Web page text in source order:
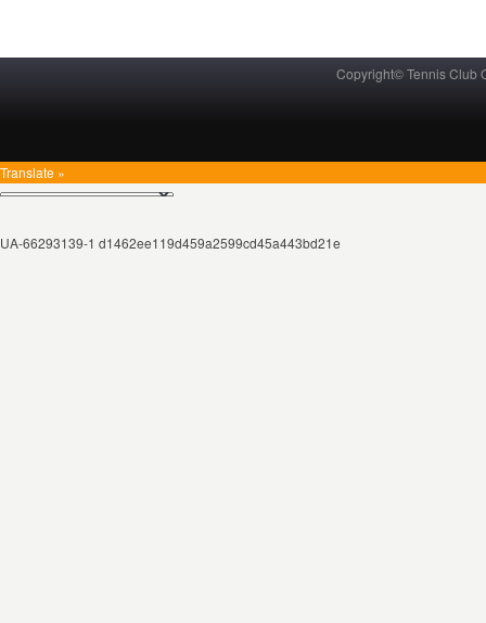
Copyright© Tennis Club
Translate »
UA-66293139-1 d1462ee119d459a2599cd45a443bd21e